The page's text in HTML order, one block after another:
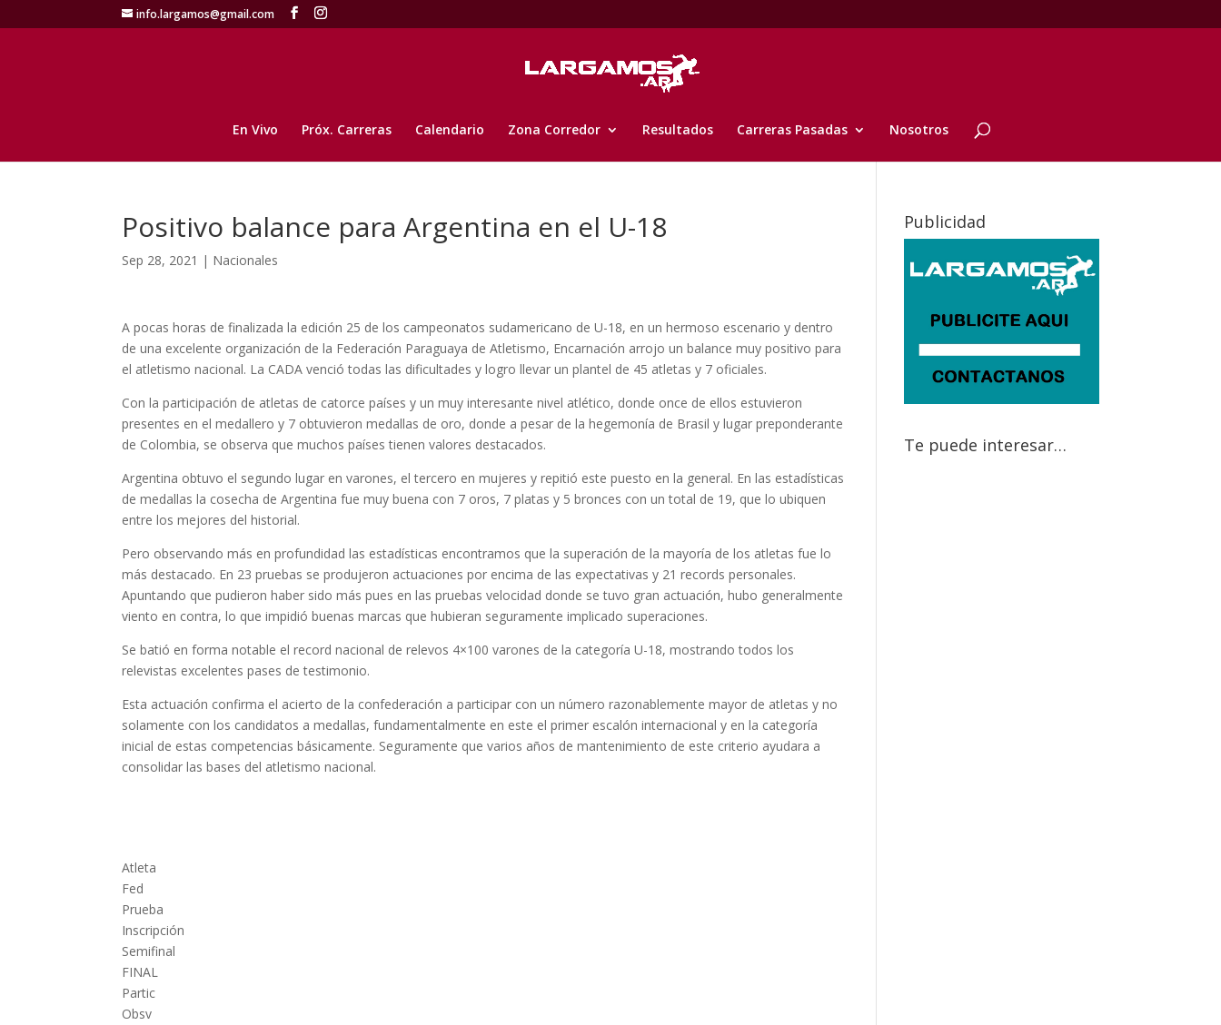
info.largamos@gmail.com
En Vivo Próx. Carreras Calendario Zona Corredor Resultados Carreras Pasadas Nosotros
Positivo balance para Argentina en el U-18
Sep 28, 2021 | Nacionales
A pocas horas de finalizada la edición 25 de los campeonatos sudamericano de U-18, en un hermoso escenario y dentro
de una excelente organización de la Federación Paraguaya de Atletismo, Encarnación arrojo un balance muy positivo para
el atletismo nacional. La CADA venció todas las dificultades y logro llevar un plantel de 45 atletas y 7 oficiales.
Con la participación de atletas de catorce países y un muy interesante nivel atlético, donde once de ellos estuvieron
presentes en el medallero y 7 obtuvieron medallas de oro, donde a pesar de la hegemonía de Brasil y lugar preponderante
de Colombia, se observa que muchos países tienen valores destacados.
Argentina obtuvo el segundo lugar en varones, el tercero en mujeres y repitió este puesto en la general. En las estadísticas
de medallas la cosecha de Argentina fue muy buena con 7 oros, 7 platas y 5 bronces con un total de 19, que lo ubiquen
entre los mejores del historial.
Pero observando más en profundidad las estadísticas encontramos que la superación de la mayoría de los atletas fue lo
más destacado. En 23 pruebas se produjeron actuaciones por encima de las expectativas y 21 records personales.
Apuntando que pudieron haber sido más pues en las pruebas velocidad donde se tuvo gran actuación, hubo generalmente
viento en contra, lo que impidió buenas marcas que hubieran seguramente implicado superaciones.
Se batió en forma notable el record nacional de relevos 4×100 varones de la categoría U-18, mostrando todos los
relevistas excelentes pases de testimonio.
Esta actuación confirma el acierto de la confederación a participar con un número razonablemente mayor de atletas y no
solamente con los candidatos a medallas, fundamentalmente en este el primer escalón internacional y en la categoría
inicial de estas competencias básicamente. Seguramente que varios años de mantenimiento de este criterio ayudara a
consolidar las bases del atletismo nacional.
Atleta
Fed
Prueba
Inscripción
Semifinal
FINAL
Partic
Obsv
Publicidad
Te puede interesar…